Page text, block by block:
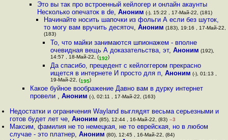
Это вы так про встроенный кейлогер и онлайн акаунты
Несколько опечаток в de, Аноним (-), 15:22 , 17-Май-22, (181)
Начинайте носить шапочки из фольги А если без шуток,
то могу вам вручить десяточ, Аноним (183), 19:16 , 17-Май-22,
(183)
То, что майки занимаются шпионажем - вполне
очевидная вещь А доказательства, эт,Аноним (192),
14:57 , 18-Май-22, (192)
Да спасибо, прецедент с кейлоггером прекрасно
ищется в интернете И просто для п,Аноним (-), 01:13 ,
19-Май-22, (195)
Какое буйное воображение Давно вам в дурку интернет
провели ,Аноним (-), 02:11 , 17-Май-22, (163)
Недостатки и ограничения Wayland выглядят весьма серьезными и
готов будет лет че,Аноним (85), 12:44 , 16-Май-22, (83) –3
Максим, фамилия не то немецкая, не то еврейская, но в любом
случае - это платнер,Аноним (80), 12:45 , 16-Май-22, (84)